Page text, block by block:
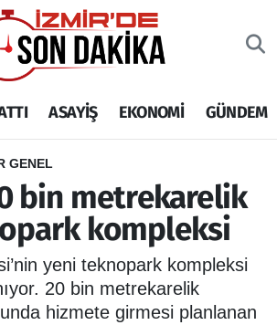
ASAYİŞ EKONOMİ GÜNDEM
GENEL
bin metrekarelik
kompleksi
yeni teknopark kompleksi
20 bin metrekarelik
hizmete girmesi planlanan
Eczaneler
Vakitleri
Haritası
ve Fikstür